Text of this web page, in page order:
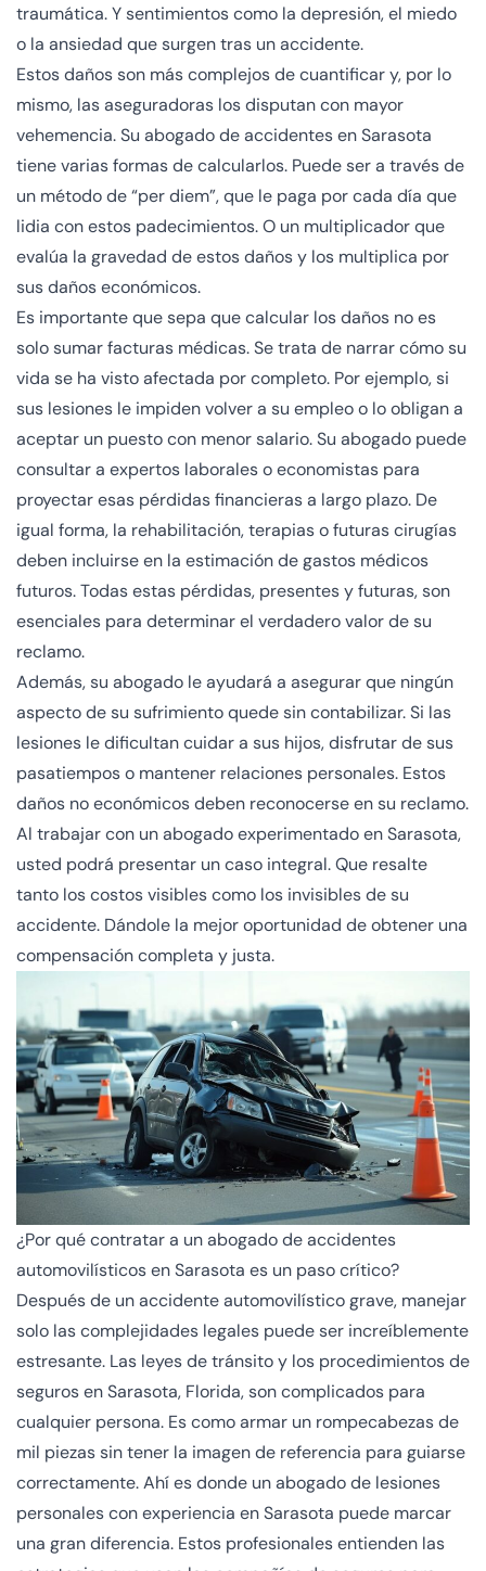
traumática. Y sentimientos como la depresión, el miedo
o la ansiedad que surgen tras un accidente.
Estos daños son más complejos de cuantificar y, por lo
mismo, las aseguradoras los disputan con mayor
vehemencia. Su abogado de accidentes en Sarasota
tiene varias formas de calcularlos. Puede ser a través de
un método de “per diem”, que le paga por cada día que
lidia con estos padecimientos. O un multiplicador que
evalúa la gravedad de estos daños y los multiplica por
sus daños económicos.
Es importante que sepa que calcular los daños no es
solo sumar facturas médicas. Se trata de narrar cómo su
vida se ha visto afectada por completo. Por ejemplo, si
sus lesiones le impiden volver a su empleo o lo obligan a
aceptar un puesto con menor salario. Su abogado puede
consultar a expertos laborales o economistas para
proyectar esas pérdidas financieras a largo plazo. De
igual forma, la rehabilitación, terapias o futuras cirugías
deben incluirse en la estimación de gastos médicos
futuros. Todas estas pérdidas, presentes y futuras, son
esenciales para determinar el verdadero valor de su
reclamo.
Además, su abogado le ayudará a asegurar que ningún
aspecto de su sufrimiento quede sin contabilizar. Si las
lesiones le dificultan cuidar a sus hijos, disfrutar de sus
pasatiempos o mantener relaciones personales. Estos
daños no económicos deben reconocerse en su reclamo.
Al trabajar con un abogado experimentado en Sarasota,
usted podrá presentar un caso integral. Que resalte
tanto los costos visibles como los invisibles de su
accidente. Dándole la mejor oportunidad de obtener una
compensación completa y justa.
¿Por qué contratar a un abogado de accidentes
automovilísticos en Sarasota es un paso crítico?
Después de un accidente automovilístico grave, manejar
solo las complejidades legales puede ser increíblemente
estresante. Las leyes de tránsito y los procedimientos de
seguros en Sarasota, Florida, son complicados para
cualquier persona. Es como armar un rompecabezas de
mil piezas sin tener la imagen de referencia para guiarse
correctamente. Ahí es donde un abogado de lesiones
personales con experiencia en Sarasota puede marcar
una gran diferencia. Estos profesionales entienden las